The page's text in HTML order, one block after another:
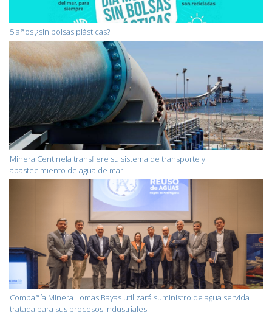
5 años ¿sin bolsas plásticas?
Minera Centinela transfiere su sistema de transporte y
abastecimiento de agua de mar
Compañía Minera Lomas Bayas utilizará suministro de agua servida
tratada para sus procesos industriales